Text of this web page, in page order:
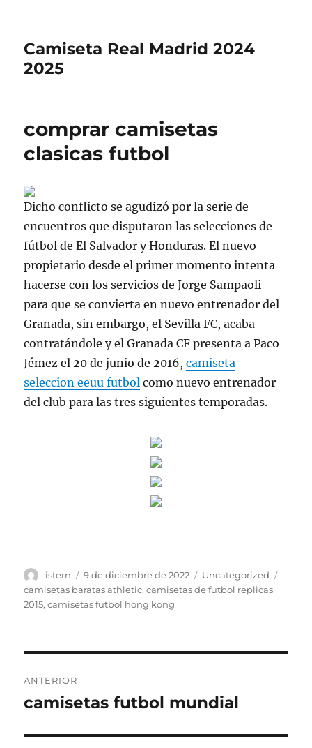
Camiseta Real Madrid 2024
2025
comprar camisetas
clasicas futbol
Dicho conflicto se agudizó por la serie de
encuentros que disputaron las selecciones de
fútbol de El Salvador y Honduras. El nuevo
propietario desde el primer momento intenta
hacerse con los servicios de Jorge Sampaoli
para que se convierta en nuevo entrenador del
Granada, sin embargo, el Sevilla FC, acaba
contratándole y el Granada CF presenta a Paco
Jémez el 20 de junio de 2016,camiseta
seleccion eeuu futbol como nuevo entrenador
del club para las tres siguientes temporadas.
Autor
istern
Publicado
el
9 de diciembre de 2022 Categorías
Uncategorized
camisetas baratas athletic,camisetas de futbol replicas
2015,camisetas futbol hong kong
de
ANTERIOR
Entrada
camisetas futbol mundial